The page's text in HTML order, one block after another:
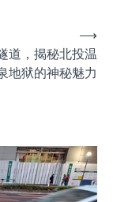
道，揭秘北投温
地狱的神秘魅力
⟶